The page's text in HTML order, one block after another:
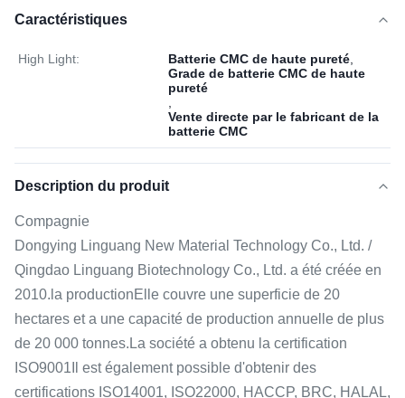
Caractéristiques
High Light: Batterie CMC de haute pureté
Grade de batterie CMC de haute
pureté
Vente directe par le fabricant de la
batterie CMC
Description du produit
Compagnie
Dongying Linguang New Material Technology Co., Ltd. /
Qingdao Linguang Biotechnology Co., Ltd. a été créée en
2010.la productionElle couvre une superficie de 20
hectares et a une capacité de production annuelle de plus
de 20 000 tonnes.La société a obtenu la certification
ISO9001Il est également possible d'obtenir des
certifications ISO14001, ISO22000, HACCP, BRC, HALAL,